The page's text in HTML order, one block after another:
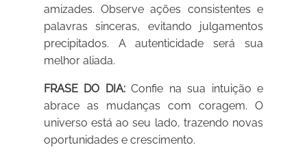
amizades. Observe ações consistentes e
palavras sinceras, evitando julgamentos
precipitados. A autenticidade será sua
melhor aliada.
FRASE DO DIA:Confie na sua intuição e
abrace as mudanças com coragem. O
universo está ao seu lado, trazendo novas
oportunidades e crescimento.